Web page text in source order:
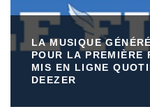
LA MUSIQUE
POUR LA PREMIÈRE
MIS EN LIGNE
DEEZER